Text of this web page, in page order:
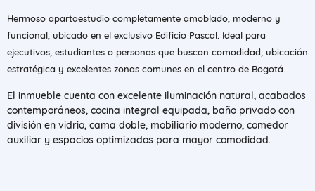
Hermoso apartaestudio completamente amoblado, moderno y
funcional, ubicado en el exclusivo Edificio Pascal. Ideal para
ejecutivos, estudiantes o personas que buscan comodidad, ubicación
estratégica y excelentes zonas comunes en el centro de Bogotá.
El inmueble cuenta con excelente iluminación natural, acabados
contemporáneos, cocina integral equipada, baño privado con
división en vidrio, cama doble, mobiliario moderno, comedor
auxiliar y espacios optimizados para mayor comodidad.